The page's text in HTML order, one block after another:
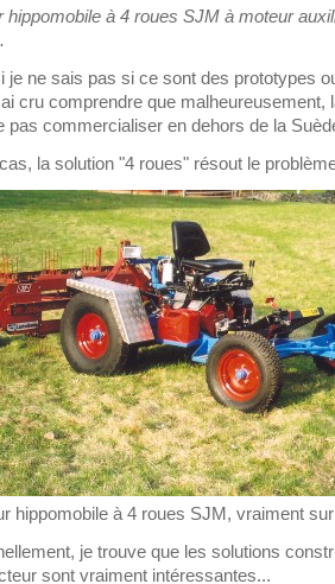
hippomobile à 4 roues SJM à moteur
je ne sais pas si ce sont des prototypes
cru comprendre que malheureusement,
pas commercialiser en dehors de la
la solution "4 roues" résout le
hippomobile à 4 roues SJM, vraiment
je trouve que les solutions
sont vraiment intéressantes...